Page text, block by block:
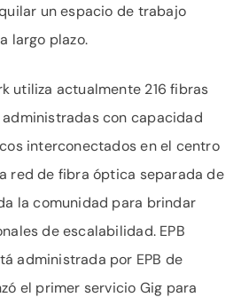
un espacio de trabajo
largo plazo.
utiliza actualmente 216 fibras
con capacidad
interconectados en el centro
red de fibra óptica separada de
la comunidad para brindar
de escalabilidad. EPB
administrada por EPB de
el primer servicio Gig para